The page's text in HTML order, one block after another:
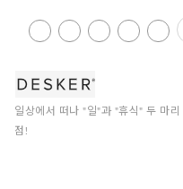
일상에서 떠나 "일"과 "휴식" 두 마
점!